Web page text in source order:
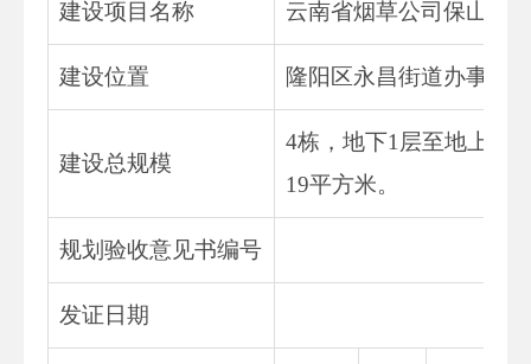
建设项目名称 云南省烟草公司保山市
建设位置 隆阳区永昌街道办事处
建设总规模
4栋，地下1层至地上13
19平方米。
规划验收意见书编号
发证日期